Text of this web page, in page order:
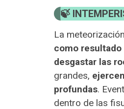
La
como resultado
desgastar las
grandes,
profundas.
dentro de las